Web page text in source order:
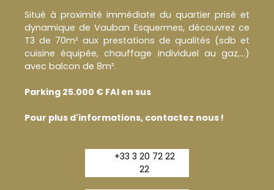
Situé à proximité immédiate du quartier prisé et
dynamique de Vauban Esquermes, découvrez ce
T3 de 70m² aux prestations de qualités (sdb et
cuisine équipée, chauffage individuel au gaz,...)
avec balcon de 8m².
Parking 25.000 € FAI en sus
Pour plus d'informations, contactez nous !
+33 3 20 72 22
22